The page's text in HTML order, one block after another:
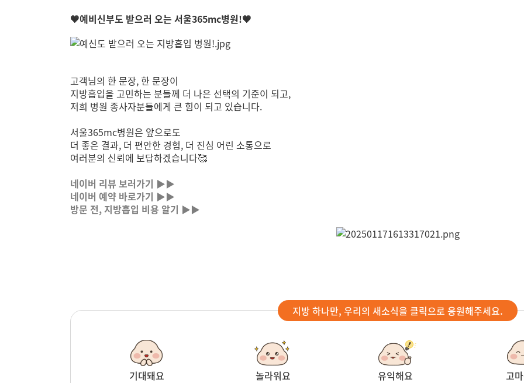
🧡예비신부도 받으러 오는 서울365mc병원!🧡
고객님의 한 문장, 한 문장이
지방흡입을 고민하는 분들께 더 나은 선택의 기준이 되고,
저희 병원 종사자분들에게 큰 힘이 되고 있습니다.
서울365mc병원은 앞으로도
더 좋은 결과, 더 편안한 경험, 더 진심 어린 소통으로
여러분의 신뢰에 보답하겠습니다🥰
네이버 리뷰 보러가기 ▶▶
네이버 예약 바로가기 ▶▶
방문 전, 지방흡입 비용 알기 ▶▶
지방 하나만, 우리의 새소식을 클릭으로 응원해주세요.
기대돼요
놀라워요
유익해요
고